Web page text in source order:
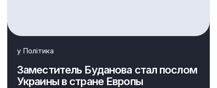
у Політика
Заместитель Буданова стал послом
Украины в стране Европы